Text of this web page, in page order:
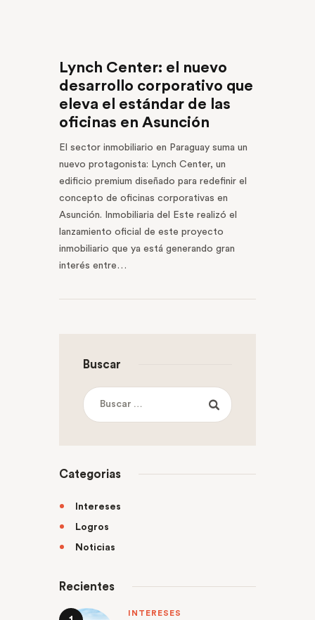
Lynch Center: el nuevo
desarrollo corporativo que
eleva el estándar de las
oficinas en Asunción
El sector inmobiliario en Paraguay suma un
nuevo protagonista: Lynch Center, un
edificio premium diseñado para redefinir el
concepto de oficinas corporativas en
Asunción. Inmobiliaria del Este realizó el
lanzamiento oficial de este proyecto
inmobiliario que ya está generando gran
interés entre…
Buscar
Categorias
Intereses
Logros
Noticias
Recientes
INTERESES